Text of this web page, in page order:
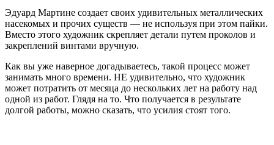
Эдуард Мартине создает своих удивительных металлических
насекомых и прочих существ — не используя при этом пайки.
Вместо этого художник скрепляет детали путем проколов и
закреплений винтами вручную.
Как вы уже наверное догадываетесь, такой процесс может
занимать много времени. НЕ удивительно, что художник
может потратить от месяца до нескольких лет на работу над
одной из работ. Глядя на то. Что получается в результате
долгой работы, можно сказать, что усилия стоят того.